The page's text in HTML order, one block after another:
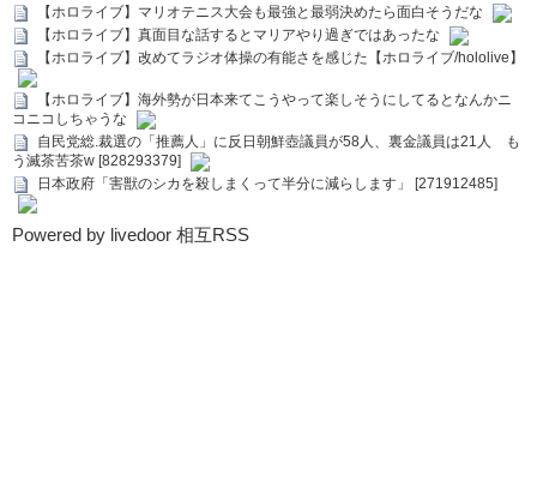
【ホロライブ】マリオテニス大会も最強と最弱決めたら面白そうだな
【ホロライブ】真面目な話するとマリアやり過ぎではあったな
【ホロライブ】改めてラジオ体操の有能さを感じた【ホロライブ/hololive】
【ホロライブ】海外勢が日本来てこうやって楽しそうにしてるとなんかニ
コニコしちゃうな
自民党総.裁選の「推薦人」に反日朝鮮壺議員が58人、裏金議員は21人 も
う滅茶苦茶w [828293379]
日本政府「害獣のシカを殺しまくって半分に減らします」 [271912485]
Powered by livedoor 相互RSS